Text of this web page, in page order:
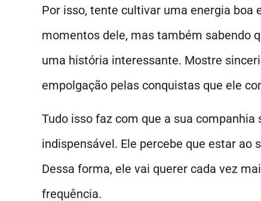
Por isso, tente cultivar uma energia
momentos dele, mas também sabendo
uma história interessante. Mostre
empolgação pelas conquistas que ele
Tudo isso faz com que a sua
indispensável. Ele percebe que estar ao
Dessa forma, ele vai querer cada vez
frequência.